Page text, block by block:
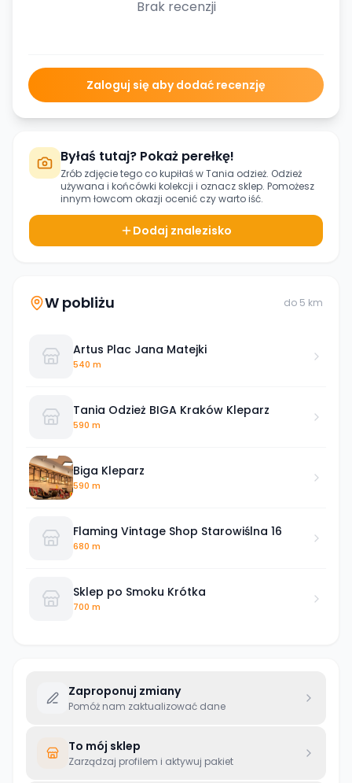
Brak recenzji
Zaloguj się aby dodać recenzję
Byłaś tutaj? Pokaż perełkę!
Zrób zdjęcie tego co kupiłaś wTania odzież. Odzież
używana i końcówki kolekcji i oznacz sklep. Pomożesz
innym łowcom okazji ocenić czy warto iść.
Dodaj znalezisko
W pobliżu do 5 km
Artus Plac Jana Matejki
540 m
Tania Odzież BIGA Kraków Kleparz
590 m
Biga Kleparz
590 m
Flaming Vintage Shop Starowiślna 16
680 m
Sklep po Smoku Krótka
700 m
Zaproponuj zmiany
Pomóż nam zaktualizować dane
To mój sklep
Zarządzaj profilem i aktywuj pakiet